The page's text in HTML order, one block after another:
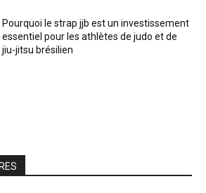
Pourquoi le strap jjb est un investissement
essentiel pour les athlètes de judo et de
jiu-jitsu brésilien